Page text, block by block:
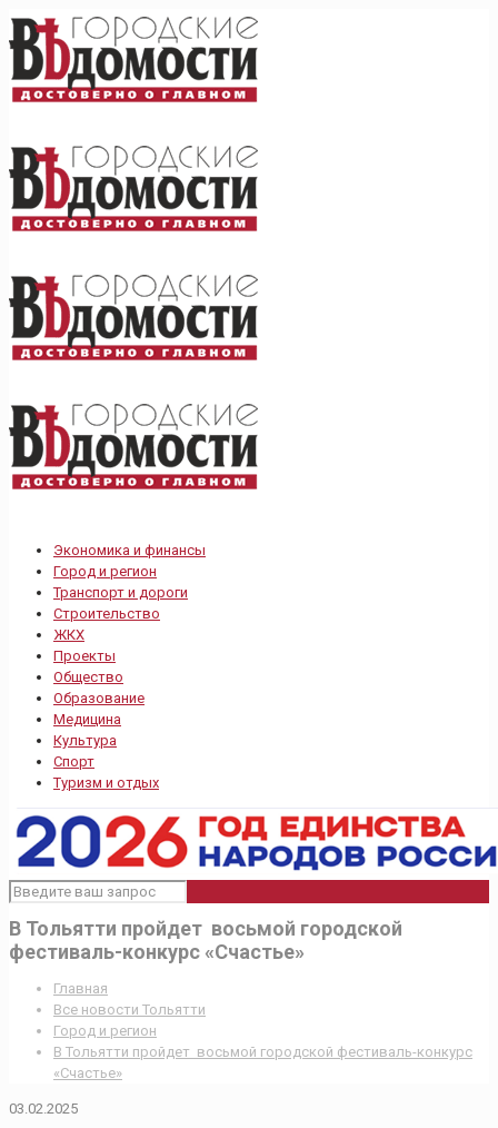
Экономика и финансы
Город и регион
Транспорт и дороги
Строительство
ЖКХ
Проекты
Общество
Образование
Медицина
Культура
Спорт
Туризм и отдых
В Тольятти пройдет восьмой городской
фестиваль-конкурс «Счастье»
Главная
Все новости Тольятти
Город и регион
В Тольятти пройдет восьмой городской фестиваль-конкурс
«Счастье»
03.02.2025